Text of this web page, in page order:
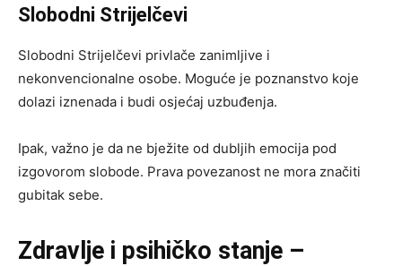
Slobodni Strijelčevi
Slobodni Strijelčevi privlače zanimljive i
nekonvencionalne osobe. Moguće je poznanstvo koje
dolazi iznenada i budi osjećaj uzbuđenja.
Ipak, važno je da ne bježite od dubljih emocija pod
izgovorom slobode. Prava povezanost ne mora značiti
gubitak sebe.
Zdravlje i psihičko stanje –